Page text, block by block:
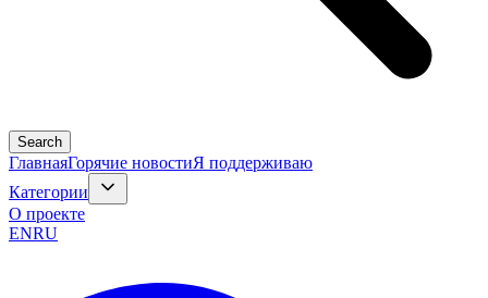
Search
ГлавнаяГорячие новостиЯ поддерживаю
Категории
О проекте
ENRU